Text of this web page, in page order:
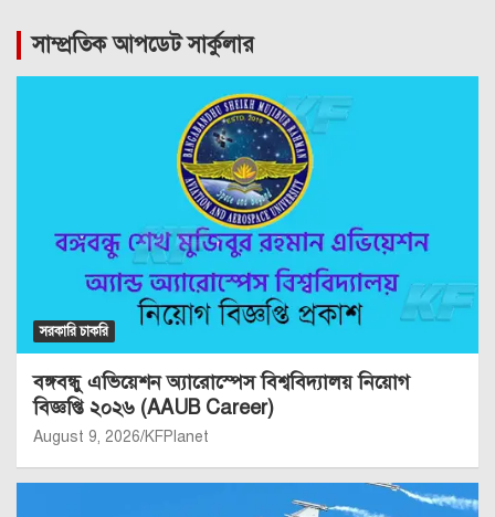
সাম্প্রতিক আপডেট সার্কুলার
সরকারি চাকরি
বঙ্গবন্ধু এভিয়েশন অ্যারোস্পেস বিশ্ববিদ্যালয় নিয়োগ
বিজ্ঞপ্তি ২০২৬ (AAUB Career)
August 9, 2026 KFPlanet